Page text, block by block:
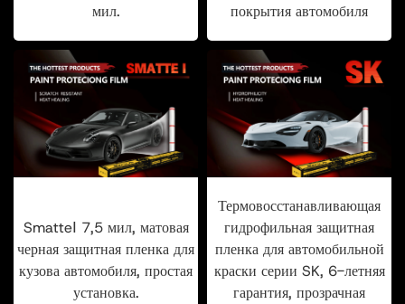
мил.
покрытия автомобиля
SmatteⅠ 7,5 мил, матовая
черная защитная пленка для
кузова автомобиля, простая
установка.
Термовосстанавливающая
гидрофильная защитная
пленка для автомобильной
краски серии SK, 6-летняя
гарантия, прозрачная